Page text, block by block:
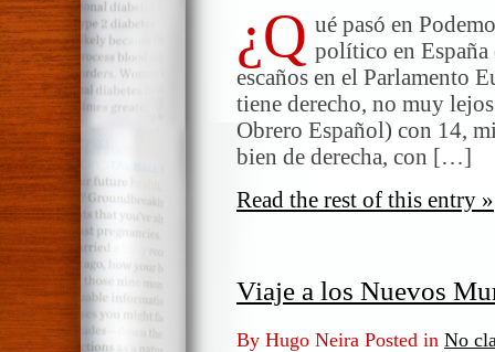
renuncia
Pablo
Iglesias
¿Q ué pasó en
político en España
escaños en el Parlamento
tiene derecho, no muy
Obrero Español) con 14,
bien de derecha, con […]
Read the rest of this entry »
Viaje a los Nuevos
By Hugo Neira Posted in No